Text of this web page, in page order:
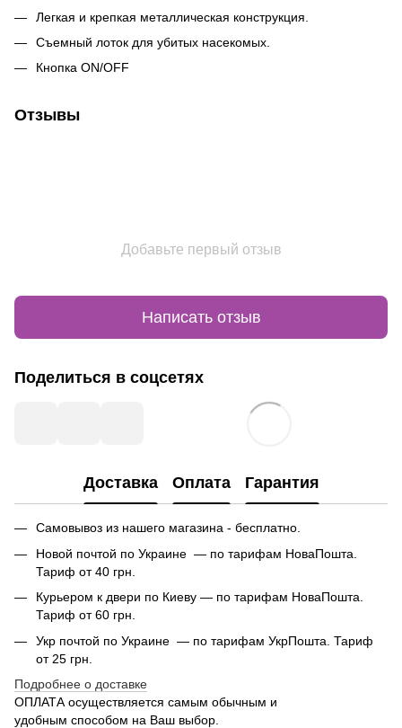
Легкая и крепкая металлическая конструкция.
Съемный лоток для убитых насекомых.
Кнопка ON/OFF
Отзывы
Добавьте первый отзыв
Написать отзыв
Поделиться в соцсетях
Доставка Оплата Гарантия
Самовывоз из нашего магазина - бесплатно.
Новой почтой по Украине — по тарифам НоваПошта.
Тариф от 40 грн.
Курьером к двери по Киеву — по тарифам НоваПошта.
Тариф от 60 грн.
Укр почтой по Украине — по тарифам УкрПошта. Тариф
от 25 грн.
Подробнее о доставке
ОПЛАТА осуществляется самым обычным и
удобным способом на Ваш выбор.